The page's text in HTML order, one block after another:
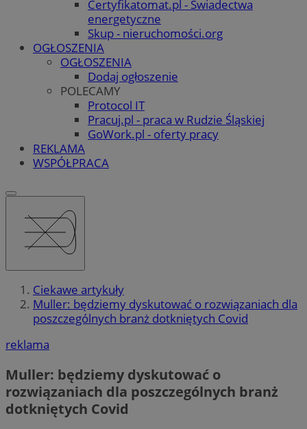
Certyfikatomat.pl - Świadectwa
energetyczne
Skup - nieruchomości.org
OGŁOSZENIA
OGŁOSZENIA
Dodaj ogłoszenie
POLECAMY
Protocol IT
Pracuj.pl - praca w Rudzie Śląskiej
GoWork.pl - oferty pracy
REKLAMA
WSPÓŁPRACA
Ciekawe artykuły
Muller: będziemy dyskutować o rozwiązaniach dla
poszczególnych branż dotkniętych Covid
reklama
Muller: będziemy dyskutować o
rozwiązaniach dla poszczególnych branż
dotkniętych Covid